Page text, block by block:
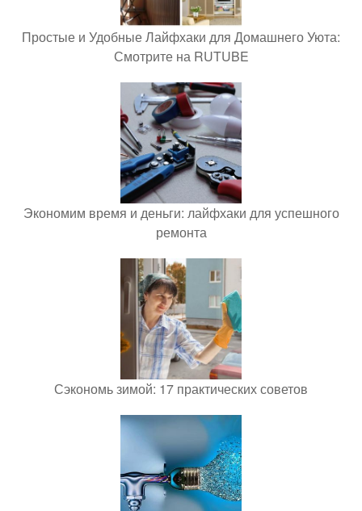
Простые и Удобные Лайфхаки для Домашнего Уюта:
Смотрите на RUTUBE
Экономим время и деньги: лайфхаки для успешного
ремонта
Сэкономь зимой: 17 практических советов